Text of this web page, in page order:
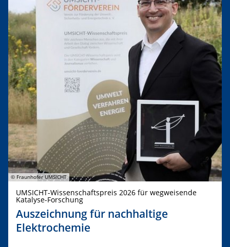
© Fraunhofer UMSICHT
UMSICHT-Wissenschaftspreis 2026 für wegweisende
Katalyse-Forschung
Auszeichnung für nachhaltige
Elektrochemie